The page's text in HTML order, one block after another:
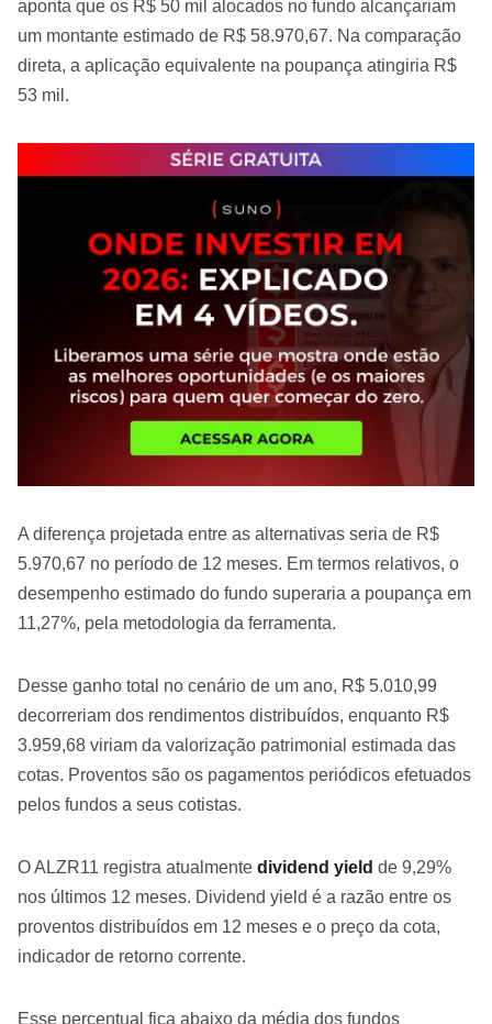
aponta que os R$ 50 mil alocados no fundo alcançariam
um montante estimado de R$ 58.970,67. Na comparação
direta, a aplicação equivalente na poupança atingiria R$
53 mil.
A diferença projetada entre as alternativas seria de R$
5.970,67 no período de 12 meses. Em termos relativos, o
desempenho estimado do fundo superaria a poupança em
11,27%, pela metodologia da ferramenta.
Desse ganho total no cenário de um ano, R$ 5.010,99
decorreriam dos rendimentos distribuídos, enquanto R$
3.959,68 viriam da valorização patrimonial estimada das
cotas. Proventos são os pagamentos periódicos efetuados
pelos fundos a seus cotistas.
O ALZR11 registra atualmente dividend yield de 9,29%
nos últimos 12 meses. Dividend yield é a razão entre os
proventos distribuídos em 12 meses e o preço da cota,
indicador de retorno corrente.
Esse percentual fica abaixo da média dos fundos